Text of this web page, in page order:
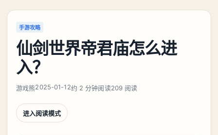
手游攻略
仙剑世界帝君庙怎么进
入？
游戏熊2025-01-12约 2 分钟阅读209 阅读
进入阅读模式